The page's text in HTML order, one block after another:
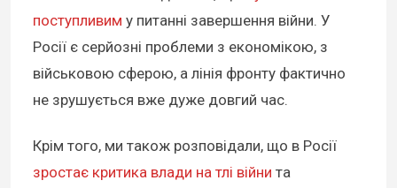
поступливим у питанні завершення війни. У
Росії є серйозні проблеми з економікою, з
військовою сферою, а лінія фронту фактично
не зрушується вже дуже довгий час.
Крім того, ми також розповідали, що в Росії
зростає критика влади на тлі війни та